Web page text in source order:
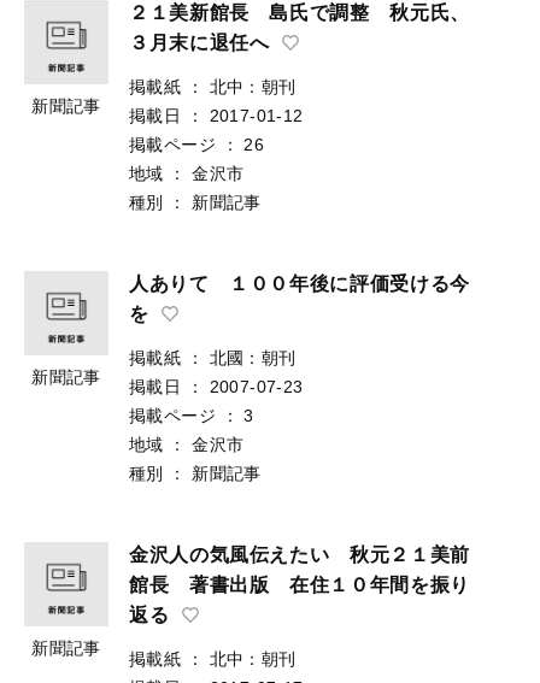
新聞記事
２１美新館長 島氏で調整 秋元氏、
３月末に退任へ
掲載紙 ：
北中：朝刊
掲載日
：
2017-01-12
掲載ページ
：
26
地域
：
金沢市
種別
： 新聞記事
新聞記事
人ありて １００年後に評価受ける今
を
掲載紙 ：
北國：朝刊
掲載日
：
2007-07-23
掲載ページ
：
3
地域
：
金沢市
種別
： 新聞記事
新聞記事
金沢人の気風伝えたい 秋元２１美前
館長 著書出版 在住１０年間を振り
返る
掲載紙 ：
北中：朝刊